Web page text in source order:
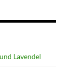
Lavendel